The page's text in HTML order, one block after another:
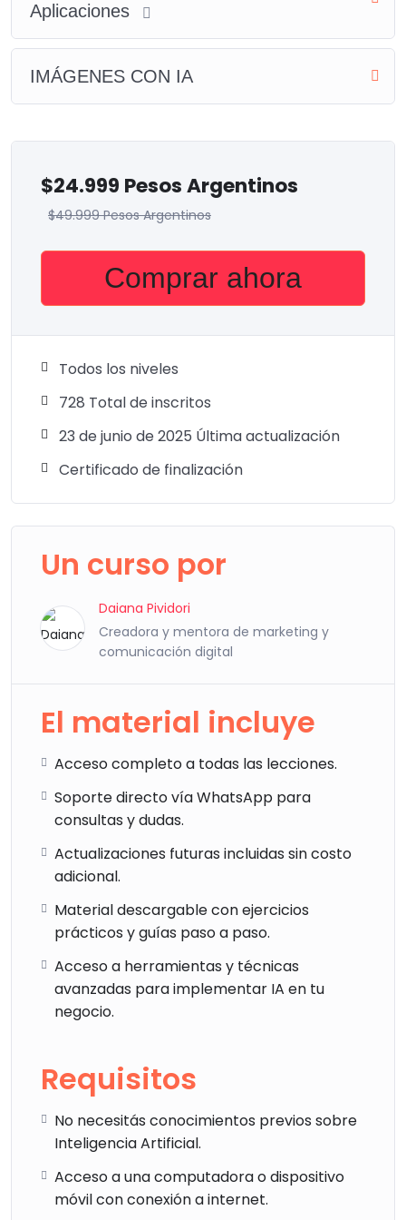
Aplicaciones
IMÁGENES CON IA
$24.999 Pesos Argentinos
$49.999 Pesos Argentinos
Comprar ahora
Todos los niveles
728 Total de inscritos
23 de junio de 2025 Última actualización
Certificado de finalización
Un curso por
Daiana Pividori
Creadora y mentora de marketing y
comunicación digital
El material incluye
Acceso completo a todas las lecciones.
Soporte directo vía WhatsApp para
consultas y dudas.
Actualizaciones futuras incluidas sin costo
adicional.
Material descargable con ejercicios
prácticos y guías paso a paso.
Acceso a herramientas y técnicas
avanzadas para implementar IA en tu
negocio.
Requisitos
No necesitás conocimientos previos sobre
Inteligencia Artificial.
Acceso a una computadora o dispositivo
móvil con conexión a internet.